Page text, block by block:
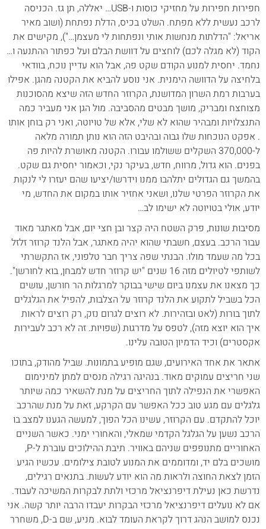
חפירות חפירות על מחזיקי כוסות ו-USB… יאללה, תן גז. הכניסה
לרכב נעשית ללא מפתח. השלט בכיס, הדלת נפתחת (ושוב מאיר
אריאל: "הדלתות מנחשות אותי ונפתחות לי מעצמן…"), מקישים את
הקוד (לא מגלה לכם) לוחצים על דוושת הבלם ועל כפתור ההתנעה ו…
נחמד. יחסית למנוע הקודם שקט פה, אבל הוא עדיין נוכח, בוודאי
בלחיצה על הדוושה הימנית. אני נוסע להביא את הקטנה מהגן. אפילו
בערבות רמת השרון המדושנת, הקרוזר החדש הזה שיצא מהסוכנות
מצוחצח ומבריק, מושך מבטים מהסביבה. מול הגן אני מעביר כמה
התנצלויות ומבהיר שהוא לא שלי, אלא של טויוטה, ואני רק בוחן אותו
. אפקט הנוכחות שלו גבוה ובהיבט הזה הוא נותן תמורה מלאה
ל-370,000 השקלים ששולמו עבורו. הקטנה מאושרת להיות פה
בפנים. הוא גדול, מרווח, חדש, בעיקר נקי, וכאמור יחסית גם שקט.
בהמשך גם הגדולים יתלהבו ממנו וידרשו/יציעו שהם יעזרו לי לנקות
את הקרוזר הפרטי שלנו, ושאני אחזיר אותו במקום את החדש, מי
יודע, אולי בטויוטה לא ישימו לב…
מסיבות שונות, פרק השטח היה קצר ובן חצי יום, אבל מאתגר מאוד
עבור הרכב. בעצם, חשבתי שהוא יהיה מאתגר, אבל הלנד קרוזר זלזל
בכל מה שעמד מולו. הבנתי שפה צריך חבר טלפוני, אז התקשרתי
לשותפי לטיולים מזה 16 שנים "יש קרוזר חדש למבחן, בוא לחורשן".
כך מצאנו את עצמנו ביום שישי בבוקר למרגלות הר חורשן, עושים
הכל בשביל לתקוע את הלנד קרוזר על הצלבות, להפיל את הגלגלים
לתוך בורות (לאט ובזהירות. לא רוצים לגרום נזק, רק רוצים לראות
איך הוא יוצא מזה), לטפס על מדרגות (שפויות. זה לא רכב לעבירות
אקסטרים) וכיד הדמיון הטובה עלינו.
אתאר את אחד האירועים, שגם מופיע בתמונות. שביל מהודק, בתוכו
שני חריצים עמוקים מאוד. בנהיגה רגילה מנסים למתן למינימום
האפשרי את הנפילה לתוך החריצים על מנת להשאיר כמה שיותר
גלגלים עם מגע טוב ככל האפשר עם הקרקע, זאת על מנת שהרכב
יוכל להתקדם. עם הקרוזר, עשינו הכל הפוך, למעשה הגענו למצב בו
הרכב נשען על הגלגל הקדמי שמאלי, והאחורי ימני. כאשר השניים
האחוריים מתנופפים שניהם באוויר. תיבת ההילוכים עוברת ל-P,
מושכים בלם יד, ומדוממים את המנוע לטובת צילומים. עכשיו הגיע
הזמן לצאת החוצה ולראות מה הוא יודע לעשות. בתנאים רגילים,
נדרשת כאן נעילת דיפרנציאל מרכזי ולתת לבקרות המשיכה לעבוד.
אם לא נועלים דיפרנציאל מרכזי הבקרות יעבדו הרבה יותר קשה. אני
נכנס למושב הנהג דרוך לקראת העומד לבוא. מניע, שם ב-D, משחרר